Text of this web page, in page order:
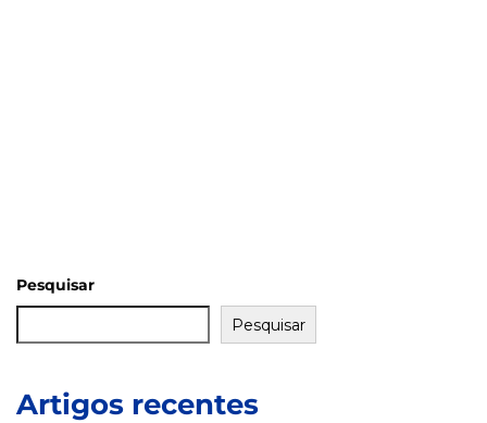
Pesquisar
Pesquisar
Artigos recentes